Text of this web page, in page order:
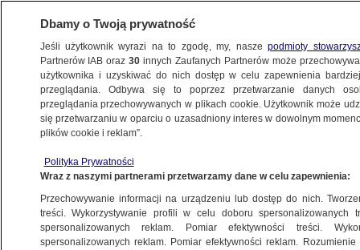
BIZNES
ZE ŚWIATA
dziś polskie produkty są tu kojarzone
z wysoką jakością"
16.12.2021, 16:05
Dbamy o Twoją prywatność
Jeśli użytkownik wyrazi na to zgodę, my, naszepodmioty
Partnerów IAB oraz30 innych Zaufanych Partnerów może
użytkownika i uzyskiwać do nich dostęp w celu zapewnienia
przeglądania. Odbywa się to poprzez przetwarzanie danych
przeglądania przechowywanych w plikach cookie. Użytkownik może
się przetwarzaniu w oparciu o uzasadniony interes w dowolnym
plików cookie i reklam”.
Polityka Prywatności
Wraz z naszymi partnerami przetwarzamy dane w celu zapewnienia:
Przechowywanie informacji na urządzeniu lub dostęp do nich.
treści. Wykorzystywanie profili w celu doboru spersonalizowanych
spersonalizowanych reklam. Pomiar efektywności treści.
spersonalizowanych reklam. Pomiar efektywności reklam.